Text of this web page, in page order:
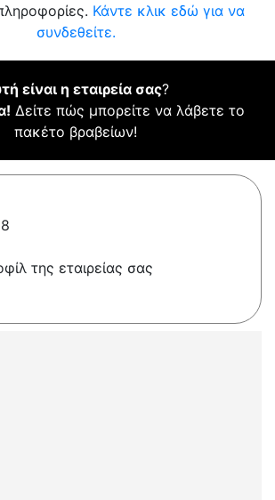
Κάντε κλικ εδώ για να
συνδεθείτε.
είναι η εταιρεία σας?
Δείτε πώς μπορείτε να λάβετε το
πακέτο βραβείων!
της εταιρείας σας